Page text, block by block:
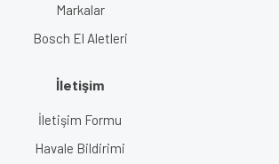
Markalar
Bosch El Aletleri
İletişim
İletişim Formu
Havale Bildirimi